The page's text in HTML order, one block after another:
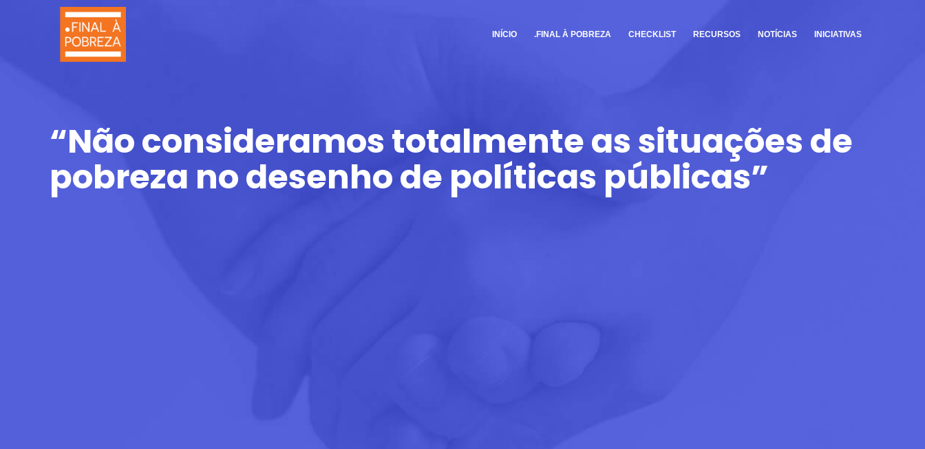
INÍCIO .FINAL À POBREZA CHECKLIST RECURSOS NOTÍCIAS INICIATIVAS
“Não consideramos totalmente as situações de
pobreza no desenho de políticas públicas”